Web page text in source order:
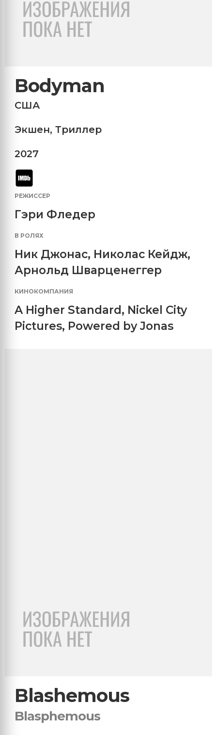
Bodyman
США
Экшен, Триллер
2027
РЕЖИССЕР
Гэри Фледер
В РОЛЯХ
Ник Джонас, Николас Кейдж,
Арнольд Шварценеггер
КИНОКОМПАНИЯ
A Higher Standard, Nickel City
Pictures, Powered by Jonas
Blashemous
Blasphemous